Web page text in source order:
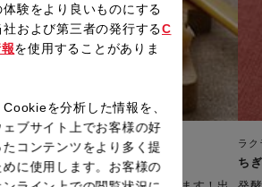
コンパクト ラク
ち
体験をより良いものにする
社および第三者の発行するC
を使用することがありま
を分析した情報を、
ェブサイト上でお客様の好
コンテンツをより多く提
に使用します。お客様の